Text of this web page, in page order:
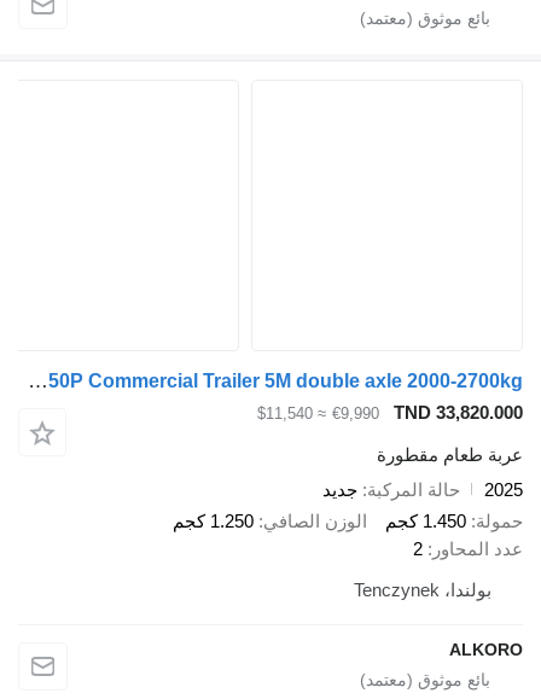
Alkoro ALH250P Commercial Trailer 5M double axle 2000-2700kg
TND 33,820.000
€9,990
≈ $11,540
عربة طعام مقطورة
2025
حالة المركبة جديد
حمولة 1.450 كجم الوزن الصافي 1.250 كجم
عدد المحاور
2
بولندا، Tenczynek
ALKORO